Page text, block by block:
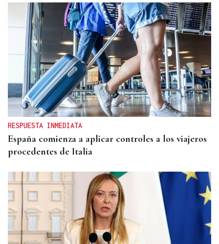
RESPUESTA INMEDIATA
España comienza a aplicar controles a los viajeros
procedentes de Italia